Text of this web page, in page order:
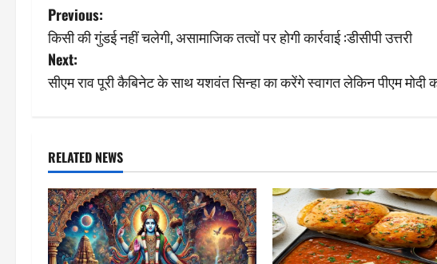
P
o
s
n
a
v
i
Previous:
किसी की गुंडई नहीं चलेगी, असामाजिक तत्वों पर होगी कार्रवाई :डीसीपी उत्तरी
Next:
सीएम राव पूरी कैबिनेट के साथ यशवंत सिन्हा का करेंगे स्वागत लेकिन पीएम मोदी
RELATED NEWS